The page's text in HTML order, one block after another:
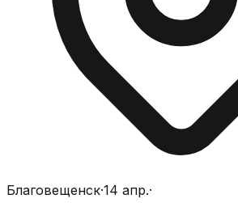
Благовещенск·14 апр.·